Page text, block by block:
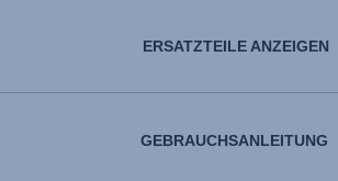
ERSATZTEILE ANZEIGEN
GEBRAUCHSANLEITUNG